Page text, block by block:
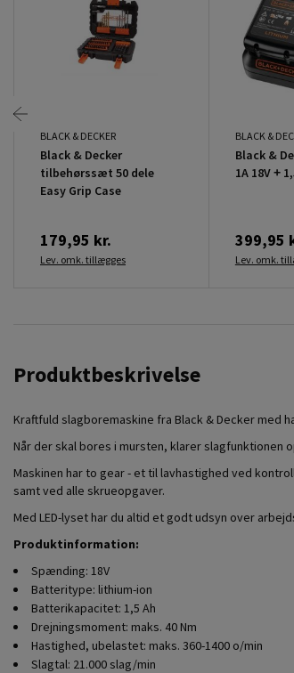
BLACK & DECKER
Black & Decker
tilbehørssæt 50 dele
Easy Grip Case
179,95 kr.
Lev. omk. tillægges
BLACK &
Black &
1A 18V +
399,95
Lev. omk.
Produktbeskrivelse
Kraftfuld slagboremaskine fra Black & Decker
Når der skal bores i mursten, klarer slagfunktionen
Maskinen har to gear - et til lavhastighed ved
samt ved alle skrueopgaver.
Med LED-lyset har du altid et godt udsyn over
Produktinformation:
Spænding: 18V
Batteritype: lithium-ion
Batterikapacitet: 1,5 Ah
Drejningsmoment: maks. 40 Nm
Hastighed, ubelastet: maks. 360-1400 o/min
Slagtal: 21.000 slag/min